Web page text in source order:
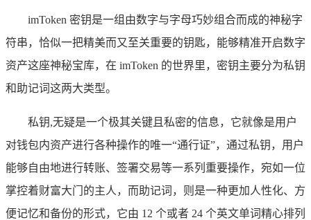
imToken 密钥是一组由数字与字母巧妙组合而成的神秘字
符串，恰似一把精美而又至关重要的钥匙，能够精准开启数字
资产这座神秘宝库，在 imToken 的世界里，密钥主要分为私钥
和助记词这两大类型。
私钥,无疑是一个极其关键且私密的信息，它就像是用户
对钱包内资产进行各种操作的唯一“通行证”，通过私钥，用户
能够自由地进行转账、签署交易等一系列重要操作，宛如一位
掌控着财富大门的主人，而助记词，则是一种更加人性化、方
便记忆和备份的形式，它由 12 个或者 24 个英文单词精心排列